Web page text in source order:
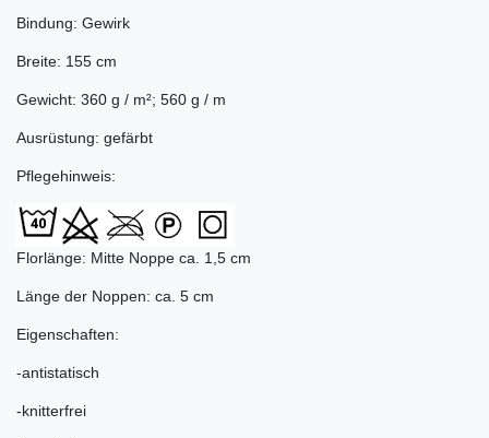
Bindung: Gewirk
Breite: 155 cm
Gewicht: 360 g / m²; 560 g / m
Ausrüstung: gefärbt
Pflegehinweis:
Florlänge: Mitte Noppe ca. 1,5 cm
Länge der Noppen: ca. 5 cm
Eigenschaften:
-antistatisch
-knitterfrei